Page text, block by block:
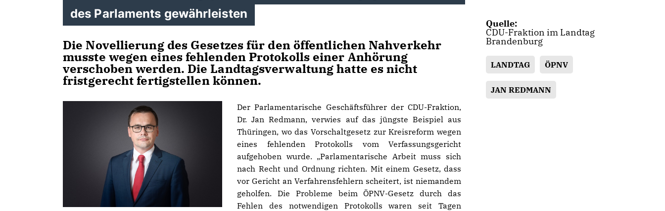
des Parlaments gewährleisten
Die Novellierung des Gesetzes für den öffentlichen Nahverkehr
musste wegen eines fehlenden Protokolls einer Anhörung
verschoben werden. Die Landtagsverwaltung hatte es nicht
fristgerecht fertigstellen können.
Der Parlamentarische Geschäftsführer der CDU-Fraktion,
Dr. Jan Redmann, verwies auf das jüngste Beispiel aus
Thüringen, wo das Vorschaltgesetz zur Kreisreform wegen
eines fehlenden Protokolls vom Verfassungsgericht
aufgehoben wurde. „Parlamentarische Arbeit muss sich
nach Recht und Ordnung richten. Mit einem Gesetz, dass
vor Gericht an Verfahrensfehlern scheitert, ist niemandem
geholfen. Die Probleme beim ÖPNV-Gesetz durch das
Fehlen des notwendigen Protokolls waren seit Tagen
Quelle:
CDU-Fraktion im Landtag
Brandenburg
LANDTAG ÖPNV
JAN REDMANN